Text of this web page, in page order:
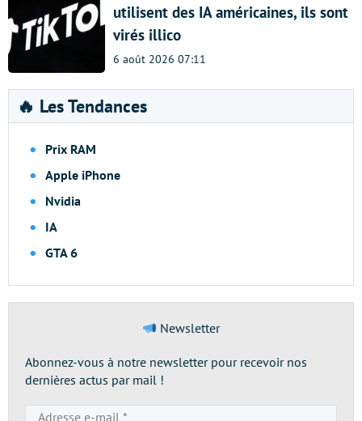
utilisent des IA américaines, ils sont
virés illico
6 août 2026 07:11
🔥 Les Tendances
Prix RAM
Apple iPhone
Nvidia
IA
GTA 6
Newsletter
Abonnez-vous à notre newsletter pour recevoir nos
dernières actus par mail !